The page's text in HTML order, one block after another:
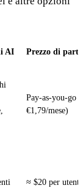
AI Prezzo di
Pay-as-you-go
€1,79/mese)
≈ $20 per